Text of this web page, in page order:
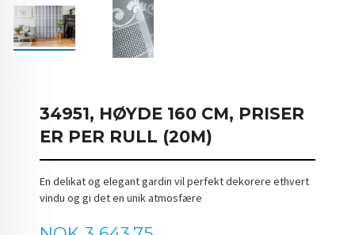
34951, HØYDE 160 CM, PRISER
ER PER RULL (20M)
En delikat og elegant gardin vil perfekt dekorere ethvert
vindu og gi det en unik atmosfære